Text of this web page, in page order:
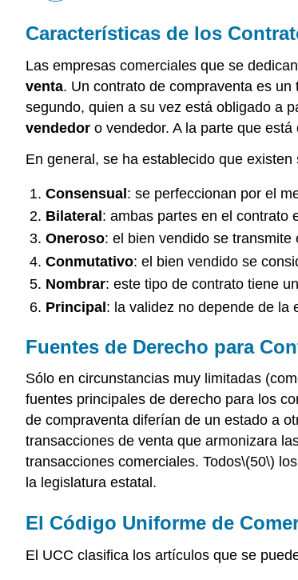
Características de los
Las empresas comerciales que se
venta. Un contrato de compraventa es
segundo, quien a su vez está obligado a
vendedor o vendedor. A la parte que
En general, se ha establecido que
Consensual: se perfeccionan por el
Bilateral: ambas partes en el contrato
Oneroso: el bien vendido se
Conmutativo: el bien vendido se
Nombrar: este tipo de contrato tiene
Principal: la validez no depende de la
Fuentes de Derecho para
Sólo en circunstancias muy limitadas
fuentes principales de derecho para los
de compraventa diferían de un estado a
transacciones de venta que armonizara
transacciones comerciales. Todos\(50\)
la legislatura estatal.
El Código Uniforme de
El UCC clasifica los artículos que se